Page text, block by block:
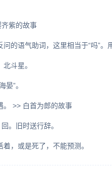
齐紫的故事
的语气助词，这里相当于“吗”。
斗星。
晏”。
。 >> 白首为郎的故事
。旧时送行辞。
着，或是死了，不能预测。